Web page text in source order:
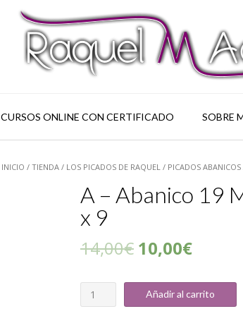
CURSOS ONLINE CON CERTIFICADO SOBRE
INICIO /TIENDA / LOS PICADOS DE RAQUEL / PICADOS ABANICOS
A – Abanico 19
x 9
14,00€ 10,00€
Cantidad Añadir al carrito